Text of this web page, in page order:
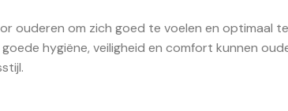
ouderen om zich goed te voelen en optimaal
hygiëne, veiligheid en comfort kunnen